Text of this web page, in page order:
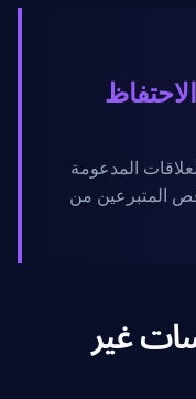
في الاحتفاظ
المدعومة
المتبرعين من
غير